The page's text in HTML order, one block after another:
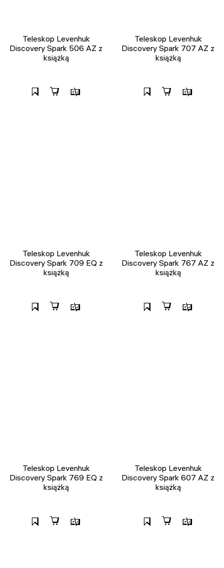
Teleskop Levenhuk
Discovery Spark 506 AZ z
książką
Teleskop Levenhuk
Discovery Spark 707 AZ z
książką
Teleskop Levenhuk
Discovery Spark 709 EQ z
książką
Teleskop Levenhuk
Discovery Spark 767 AZ z
książką
Teleskop Levenhuk
Discovery Spark 769 EQ z
książką
Teleskop Levenhuk
Discovery Spark 607 AZ z
książką